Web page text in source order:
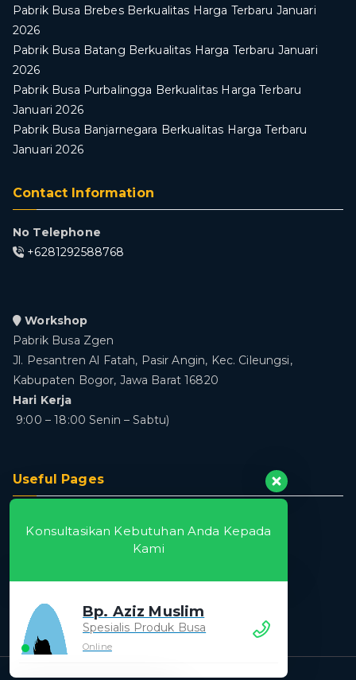
Konsultasikan Kebutuhan Anda Kepada
Kami
Bp. Aziz Muslim
Spesialis Produk Busa
Online
Pabrik Busa Brebes Berkualitas Harga Terbaru Januari
2026
Pabrik Busa Batang Berkualitas Harga Terbaru Januari
2026
Pabrik Busa Purbalingga Berkualitas Harga Terbaru
Januari 2026
Pabrik Busa Banjarnegara Berkualitas Harga Terbaru
Januari 2026
Contact Information
No Telephone
+6281292588768
Workshop
Pabrik Busa Zgen
Jl. Pesantren Al Fatah, Pasir Angin, Kec. Cileungsi,
Kabupaten Bogor, Jawa Barat 16820
Hari Kerja
9:00 – 18:00 Senin – Sabtu)
Useful Pages
About
Blog